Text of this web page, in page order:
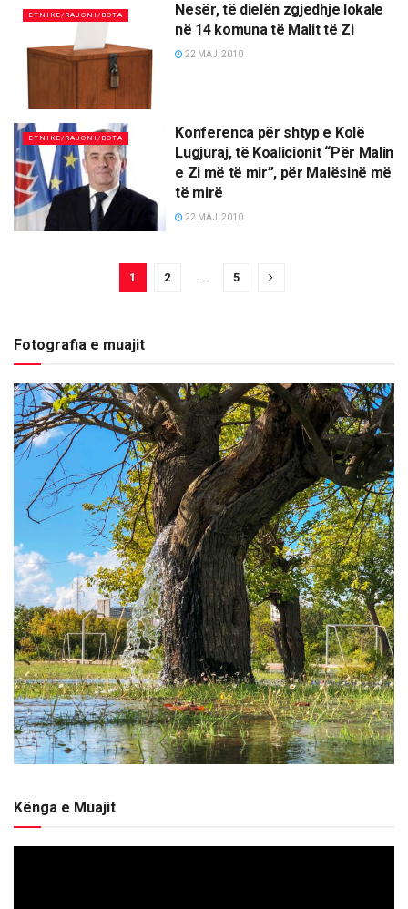
ETNIKE/RAJONI/BOTA
Nesër, të dielën zgjedhje lokale
në 14 komuna të Malit të Zi
22 MAJ, 2010
ETNIKE/RAJONI/BOTA
Konferenca për shtyp e Kolë
Lugjuraj, të Koalicionit “Për Malin
e Zi më të mir”, për Malësinë më
të mirë
22 MAJ, 2010
1 2 … 5
Fotografia e muajit
Kënga e Muajit